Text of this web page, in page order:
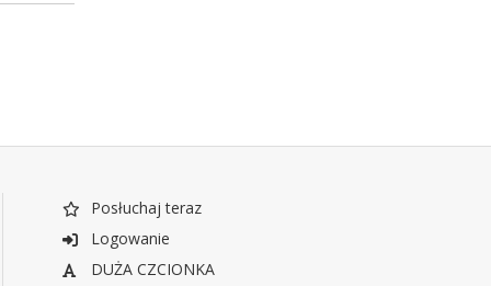
Posłuchaj teraz
Logowanie
DUŻA CZCIONKA